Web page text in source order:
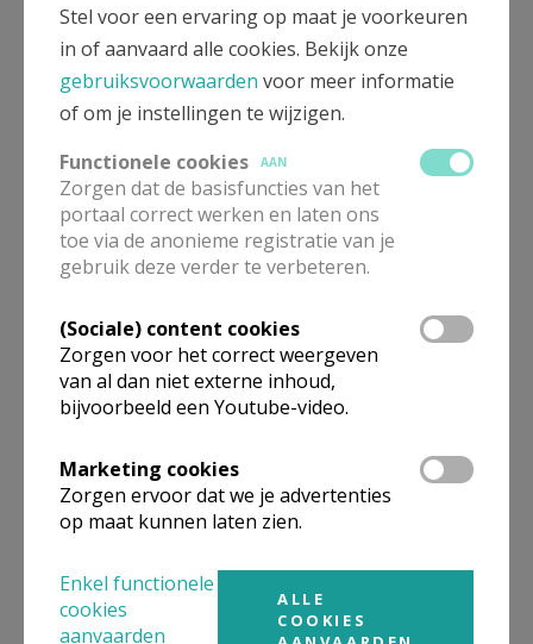
Begeleider
Mevr.KristaVoet
015 29 84 44
Stuur een mailtje
Begeleider
diaken
015 29 84 91
Stuur een mailtje
Organisatiestructuur
Stel voor een ervaring op maat je voorkeuren
in of aanvaard alle cookies. Bekijk onze
gebruiksvoorwaarden voor meer informatie
of om je instellingen te wijzigen.
Functionele cookies
AAN
Zorgen dat de basisfuncties van het
portaal correct werken en laten ons
toe via de anonieme registratie van je
gebruik deze verder te verbeteren.
(Sociale) content cookies
Zorgen voor het correct weergeven
van al dan niet externe inhoud,
bijvoorbeeld een Youtube-video.
Marketing cookies
Zorgen ervoor dat we je advertenties
op maat kunnen laten zien.
Enkel functionele
cookies
aanvaarden
ALLE
COOKIES